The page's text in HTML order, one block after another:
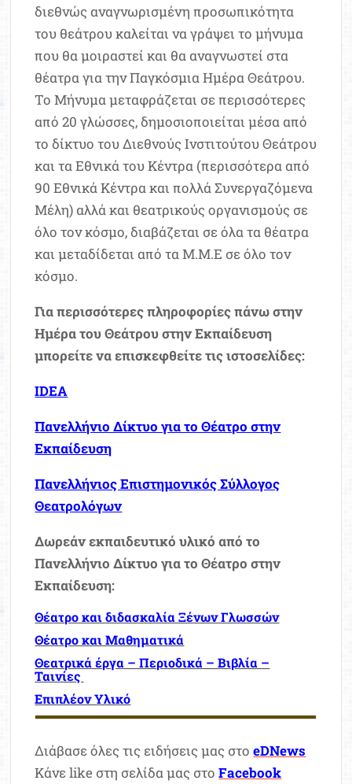
διεθνώς αναγνωρισμένη προσωπικότητα
του θεάτρου καλείται να γράψει το μήνυμα
που θα μοιραστεί και θα αναγνωστεί στα
θέατρα για την Παγκόσμια Ημέρα Θεάτρου.
Το Μήνυμα μεταφράζεται σε περισσότερες
από 20 γλώσσες, δημοσιοποιείται μέσα από
το δίκτυο του Διεθνούς Ινστιτούτου Θεάτρου
και τα Εθνικά του Κέντρα (περισσότερα από
90 Εθνικά Κέντρα και πολλά Συνεργαζόμενα
Μέλη) αλλά και θεατρικούς οργανισμούς σε
όλο τον κόσμο, διαβάζεται σε όλα τα θέατρα
και μεταδίδεται από τα Μ.Μ.Ε σε όλο τον
κόσμο.
Για περισσότερες πληροφορίες πάνω στην
Ημέρα του Θεάτρου στην Εκπαίδευση
μπορείτε να επισκεφθείτε τις ιστοσελίδες:
IDEA
Πανελλήνιο Δίκτυο για το Θέατρο στην
Εκπαίδευση
Πανελλήνιος Επιστημονικός Σύλλογος
Θεατρολόγων
Δωρεάν εκπαιδευτικό υλικό από το
Πανελλήνιο Δίκτυο για το Θέατρο στην
Εκπαίδευση:
Θέατρο και διδασκαλία Ξένων Γλωσσών
Θέατρο και Μαθηματικά
Θεατρικά έργα – Περιοδικά – Βιβλία –
Ταινίες
Επιπλέον Υλικό
Διάβασε όλες τις ειδήσεις μας στοeDNews
Κάνε like στη σελίδα μας στοFacebook